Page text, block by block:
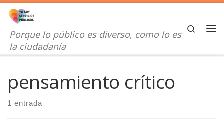
Saltar al contenido
Porque lo público es diverso, como lo es
la ciudadanía
Search
pensamiento crítico
1 entrada